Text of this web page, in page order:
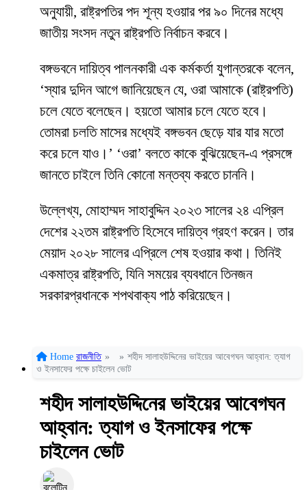
অনুযায়ী, রাষ্ট্রপতির পদ শূন্য হওয়ার পর ৯০ দিনের মধ্যে
জাতীয় সংসদ নতুন রাষ্ট্রপতি নির্বাচন করবে।
বঙ্গভবনে দায়িত্ব পালনকারী এক কর্মকর্তা যুগান্তরকে বলেন,
‘স্যার দুদিন আগে জানিয়েছেন যে, ওরা আমাকে (রাষ্ট্রপতি)
চলে যেতে বলেছেন। হয়তো আমার চলে যেতে হবে।
তোমরা চলতি মাসের মধ্যেই বঙ্গভবন ছেড়ে যার যার মতো
করে চলে যাও।’ ‘ওরা’ বলতে কাকে বুঝিয়েছেন-এ প্রসঙ্গে
জানতে চাইলে তিনি কোনো মন্তব্য করতে চাননি।
উল্লেখ্য, মোহাম্মদ সাহাবুদ্দিন ২০২৩ সালের ২৪ এপ্রিল
দেশের ২২তম রাষ্ট্রপতি হিসেবে দায়িত্ব গ্রহণ করেন। তার
মেয়াদ ২০২৮ সালের এপ্রিলে শেষ হওয়ার কথা। তিনিই
একমাত্র রাষ্ট্রপতি, যিনি সময়ের ব্যবধানে তিনজন
সরকারপ্রধানকে শপথবাক্য পাঠ করিয়েছেন।
Home রাজনীতি » » শহীদ সালাহউদ্দিনের ভাইয়ের আবেগঘন আহ্বান: ত্যাগ
ও ইনসাফের পক্ষে চাইলেন ভোট
শহীদ সালাহউদ্দিনের ভাইয়ের আবেগঘন
আহ্বান: ত্যাগ ও ইনসাফের পক্ষে
চাইলেন ভোট